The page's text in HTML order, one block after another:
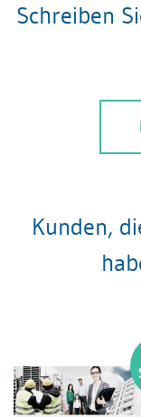
Schreiben
Kunden,